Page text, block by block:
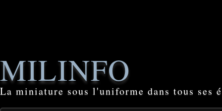
MILINFO
La miniature sous l'uniforme dans tous ses